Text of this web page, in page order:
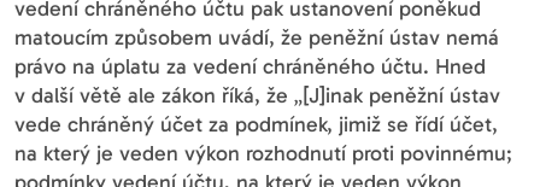
vedení chráněného účtu pak ustanovení poněkud
matoucím způsobem uvádí, že peněžní ústav nemá
právo na úplatu za vedení chráněného účtu. Hned
v další větě ale zákon říká, že „[J]inak peněžní ústav
vede chráněný účet za podmínek, jimiž se řídí účet,
na který je veden výkon rozhodnutí proti povinnému;